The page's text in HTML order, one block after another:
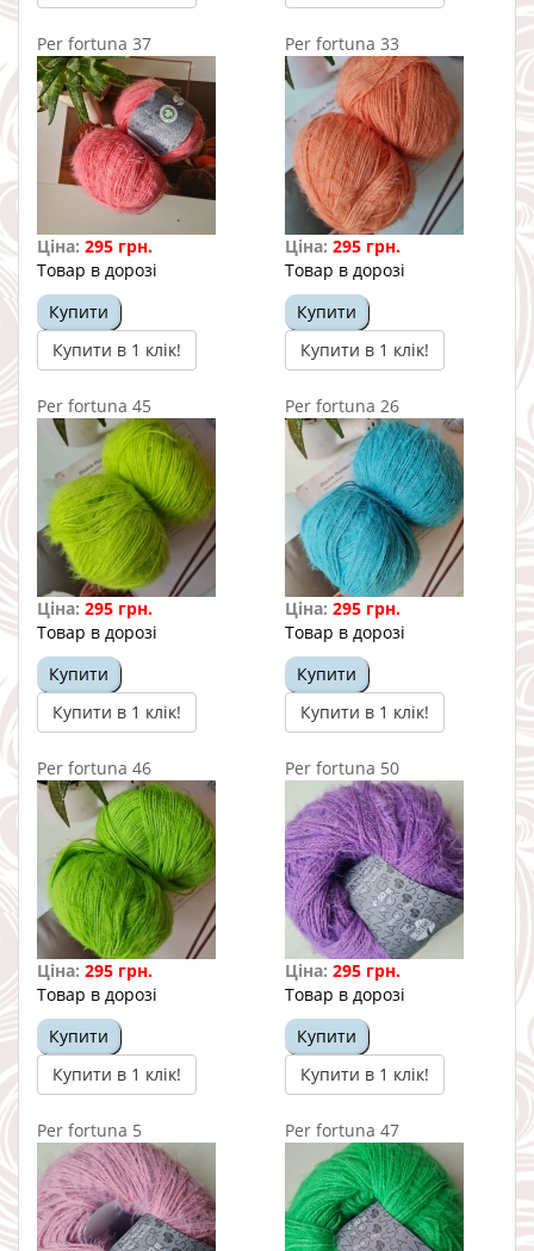
Per fortuna 37
Ціна: 295 грн.
Товар в дорозі
Купити
Купити в 1 клік!
Per fortuna 33
Ціна: 295 грн.
Товар в дорозі
Купити
Купити в 1 клік!
Per fortuna 45
Ціна: 295 грн.
Товар в дорозі
Купити
Купити в 1 клік!
Per fortuna 26
Ціна: 295 грн.
Товар в дорозі
Купити
Купити в 1 клік!
Per fortuna 46
Ціна: 295 грн.
Товар в дорозі
Купити
Купити в 1 клік!
Per fortuna 50
Ціна: 295 грн.
Товар в дорозі
Купити
Купити в 1 клік!
Per fortuna 5 Per fortuna 47